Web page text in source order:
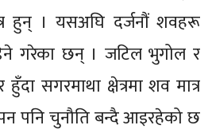
हुन् । यसअघि दर्जनौं शवहरू
गरेका छन् । जटिल भुगोल र
सगरमाथा क्षेत्रमा शव मात्र
पनि चुनौति बन्दै आइरहेको छ